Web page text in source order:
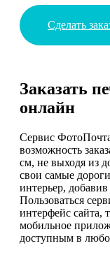
Сделать
Заказать
онлайн
Сервис
возможность
см, не выходя из
свои самые
интерьер,
Пользоваться
интерфейс сайта,
мобильное
доступным в